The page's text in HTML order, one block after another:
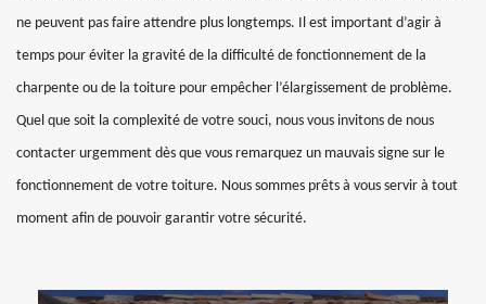
ne peuvent pas faire attendre plus longtemps. Il est important d’agir à
temps pour éviter la gravité de la difficulté de fonctionnement de la
charpente ou de la toiture pour empêcher l’élargissement de problème.
Quel que soit la complexité de votre souci, nous vous invitons de nous
contacter urgemment dès que vous remarquez un mauvais signe sur le
fonctionnement de votre toiture. Nous sommes prêts à vous servir à tout
moment afin de pouvoir garantir votre sécurité.